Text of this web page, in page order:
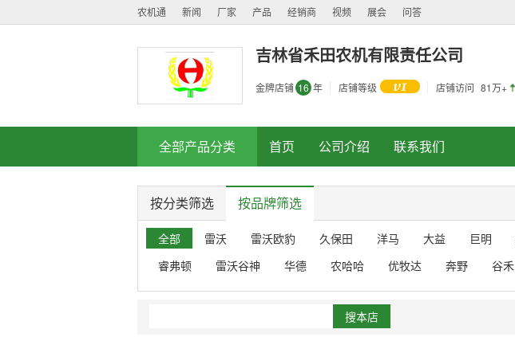
农机通 新闻 厂家 产品 经销商 视频 展会 问答
吉林省禾田农机有限责任公司
金牌店铺 16 年 店铺等级 店铺访问 81万+
全部产品分类 首页 公司介绍 联系我们
按分类筛选 按品牌筛选
全部 雷沃 雷沃欧豹 久保田 洋马 大益 巨明
睿弗顿
雷沃谷神 华德 农哈哈 优牧达 奔野 谷禾